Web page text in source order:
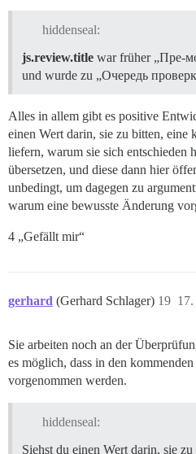
hiddenseal:
js.review.title war früher „Пре-
und wurde zu „Очередь
Alles in allem gibt es positive
einen Wert darin, sie zu bitten, eine
liefern, warum sie sich entschieden
übersetzen, und diese dann hier
unbedingt, um dagegen zu
warum eine bewusste Änderung
4 „Gefällt mir“
gerhard (Gerhard Schlager) 19
Sie arbeiten noch an der
es möglich, dass in den
vorgenommen werden.
hiddenseal:
Siehst du einen Wert darin, sie